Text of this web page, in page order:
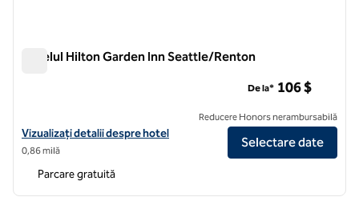
Hotelul Hilton Garden Inn Seattle/Renton
Vizualizați detaliile hotelului Hilton Garden Inn Seattle/Renton
Vizualizați detalii despre hotel
0,86 milă
De la* 106 $
Reducere Honors nerambursabilă
Selectare date
Parcare gratuită